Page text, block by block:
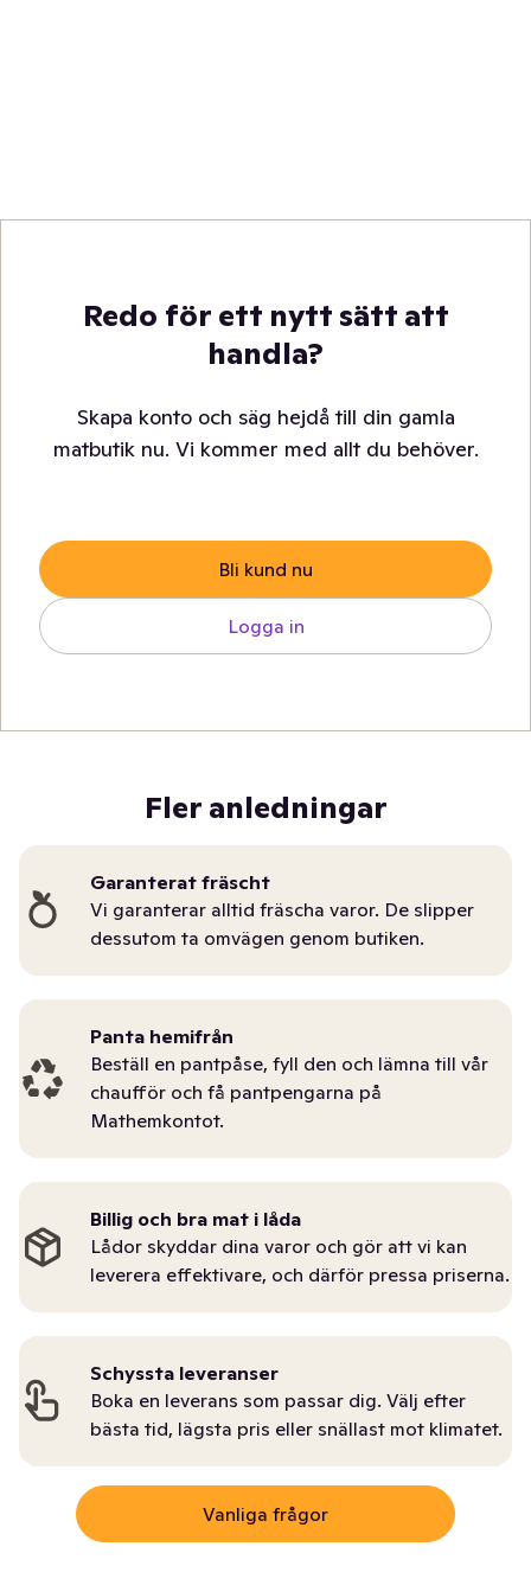
Redo för ett nytt sätt att
handla?
Skapa konto och säg hejdå till din gamla
matbutik nu. Vi kommer med allt du behöver.
Bli kund nu
Logga in
Fler anledningar
Garanterat fräscht
Vi garanterar alltid fräscha varor. De slipper
dessutom ta omvägen genom butiken.
Panta hemifrån
Beställ en pantpåse, fyll den och lämna till vår
chaufför och få pantpengarna på
Mathemkontot.
Billig och bra mat i låda
Lådor skyddar dina varor och gör att vi kan
leverera effektivare, och därför pressa priserna.
Schyssta leveranser
Boka en leverans som passar dig. Välj efter
bästa tid, lägsta pris eller snällast mot klimatet.
Vanliga frågor